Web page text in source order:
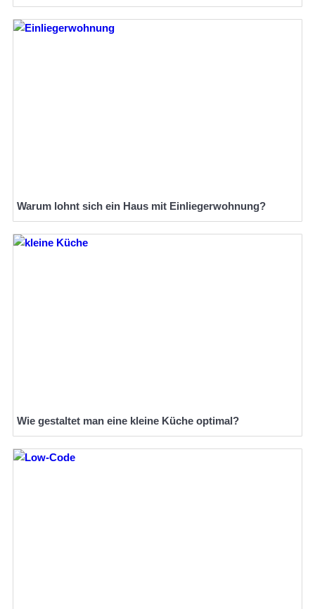
Warum lohnt sich ein Haus mit Einliegerwohnung?
Wie gestaltet man eine kleine Küche optimal?